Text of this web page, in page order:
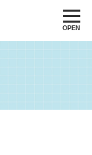
OPEN